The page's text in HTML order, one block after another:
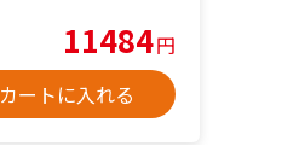
11484円
カートに入れる